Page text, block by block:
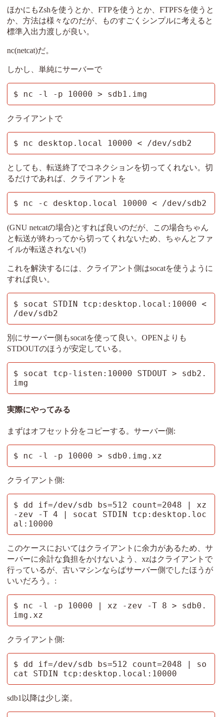
ほかにもZshを使うとか、FTPを使うとか、FTPFSを使うと
か、方法は様々なのだが、ものすごくシンプルに考えると
標準入出力渡しが良い。
nc(netcat)だ。
しかし、単純にサーバーで
$ nc -l -p 10000 > sdb1.img
クライアントで
$ nc desktop.local 10000 < /dev/sdb2
としても、転送終了でコネクションを切ってくれない。切
るだけであれば、クライアントを
$ nc -c desktop.local 10000 < /dev/sdb2
(GNU netcatの場合)とすれば良いのだが、この場合ちゃん
と転送が終わってから切ってくれないため、ちゃんとファ
イルが転送されない(!)
これを解決するには、クライアント側はsocatを使うように
すれば良い。
$ socat STDIN tcp:desktop.local:10000 <
/dev/sdb2
別にサーバー側もsocatを使って良い。OPENよりも
STDOUTのほうが安定している。
$ socat tcp-listen:10000 STDOUT > sdb2.
img
実際にやってみる
まずはオフセット分をコピーする。サーバー側:
$ nc -l -p 10000 > sdb0.img.xz
クライアント側:
$ dd if=/dev/sdb bs=512 count=2048 | xz
-zev -T 4 | socat STDIN tcp:desktop.loc
al:10000
このケースにおいてはクライアントに余力があるため、サ
ーバーに余計な負担をかけないよう、xzはクライアントで
行っているが、古いマシンならばサーバー側でしたほうが
いいだろう。:
$ nc -l -p 10000 | xz -zev -T 8 > sdb0.
img.xz
クライアント側:
$ dd if=/dev/sdb bs=512 count=2048 | so
cat STDIN tcp:desktop.local:10000
sdb1以降は少し楽。